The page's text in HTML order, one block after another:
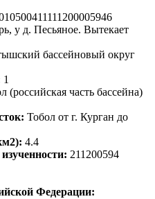
у д. Песьяное. Вытекает
бассейновый округ
1
(российская часть бассейна)
Тобол от г. Курган до
4.4
211200594
Федерации: